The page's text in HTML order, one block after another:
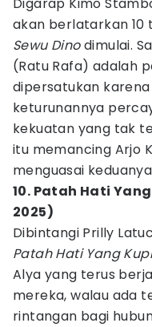
akan berlatarkan 10
Sewu Dinodimulai.
(Ratu Rafa) adalah
dipersatukan
keturunannya
kekuatan yang tak
itu memancing Arjo
menguasai
10. Patah Hati
2025)
Dibintangi Prilly
Patah Hati Yang
Alya yang terus
mereka, walau ada
rintangan bagi